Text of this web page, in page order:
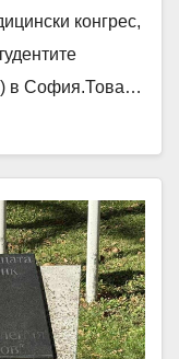
конгрес,
в София.Това…